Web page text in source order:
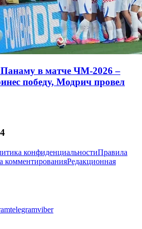
в матче ЧМ-2026 –
победу, Модрич провел
конфиденциальностиПравила
комментированияРедакционная
telegramviber